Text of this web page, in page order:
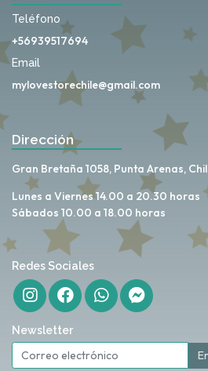
Teléfono
+56939517694
Email
mylovestorechile@gmail.com
Dirección
Gran Bretaña 1058, Punta Arenas,
Lunes a Viernes 14.00 a 20.30 horas
Sábados 10.00 a 18.00 horas
Redes Sociales
Newsletter